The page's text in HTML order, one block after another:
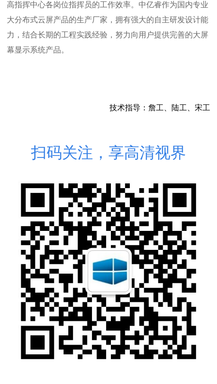
高指挥中心各岗位指挥员的工作效率。中亿睿作为国内专业
大分布式云屏产品的生产厂家，拥有强大的自主研发设计能
力，结合长期的工程实践经验，努力向用户提供完善的大屏
幕显示系统产品。
技术指导：詹工、陆工、宋工
扫码关注，享高清视界